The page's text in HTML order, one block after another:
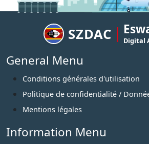
SZDAC Digital
General Menu
Conditions générales d'utilisation
Politique de confidentialité /
Mentions légales
Information Menu